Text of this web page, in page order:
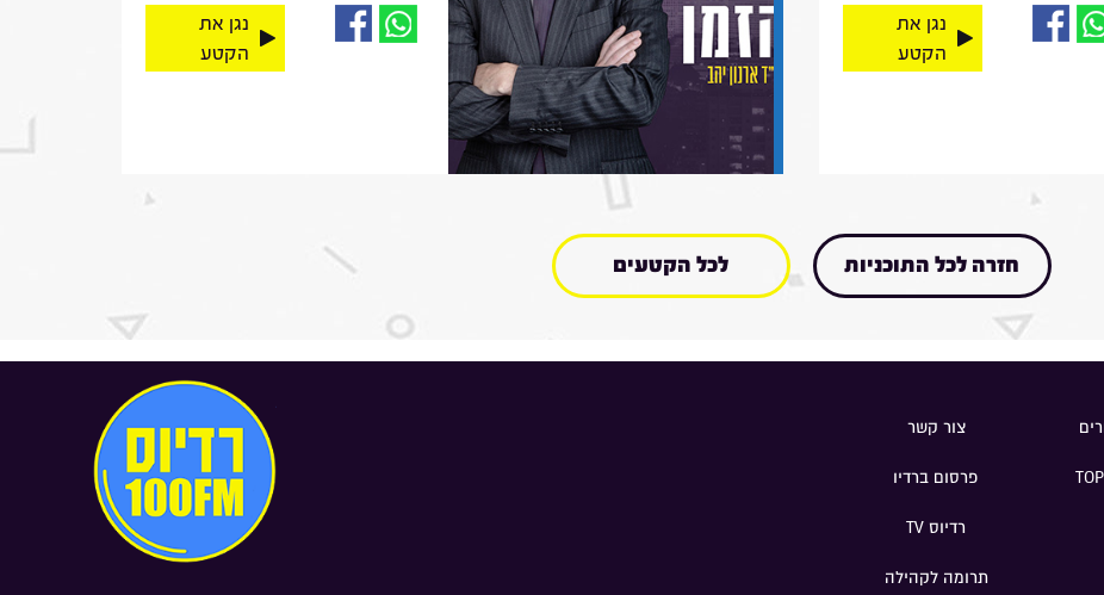
נגן את
הקטע
נגן את
הקטע
חזרה לכל התוכניות לכל הקטעים
צור קשר
פרסום ברדיו
רדיוס TV
תרומה לקהילה